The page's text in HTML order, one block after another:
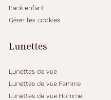
Pack enfant
Gérer les cookies
Lunettes
Lunettes de vue
Lunettes de vue Femme
Lunettes de vue Homme